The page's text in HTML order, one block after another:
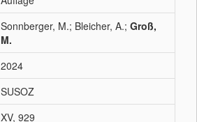
Sonnberger, M.; Bleicher, A.; Groß,
M.
2024
SUSOZ
XV, 929